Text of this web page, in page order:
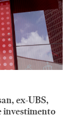
ex-UBS,
investimento